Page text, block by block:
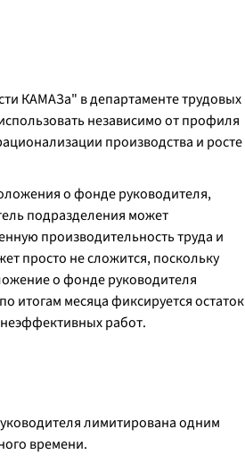
КАМАЗа" в департаменте трудовых
независимо от профиля
производства и росте
о фонде руководителя,
подразделения может
производительность труда и
просто не сложится, поскольку
о фонде руководителя
итогам месяца фиксируется остаток
работ.
лимитирована одним
времени.